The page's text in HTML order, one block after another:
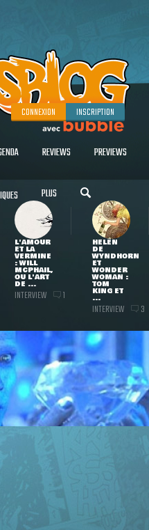
CONNEXION INSCRIPTION
REVIEWS PREVIEWS
PLUS
L'AMOUR
ET LA
VERMINE
: WILL
MCPHAIL,
OU L'ART
DE ...
INTERVIEW 1
HELEN
DE
WYNDHORN
ET
WONDER
WOMAN :
TOM
KING ET
...
INTERVIEW 3